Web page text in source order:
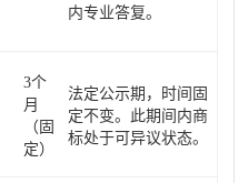
内专业答复。
3个
月
（固
定）
法定公示期，时间固
定不变。此期间内商
标处于可异议状态。